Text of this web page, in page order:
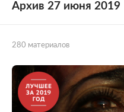
Архив 27 июня 2019
280 материалов
Все рубрики
Мир